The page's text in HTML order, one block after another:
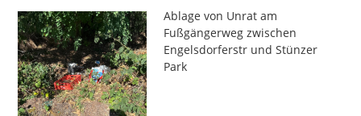
Ablage von Unrat am
Fußgängerweg zwischen
Engelsdorferstr und Stünzer
Park